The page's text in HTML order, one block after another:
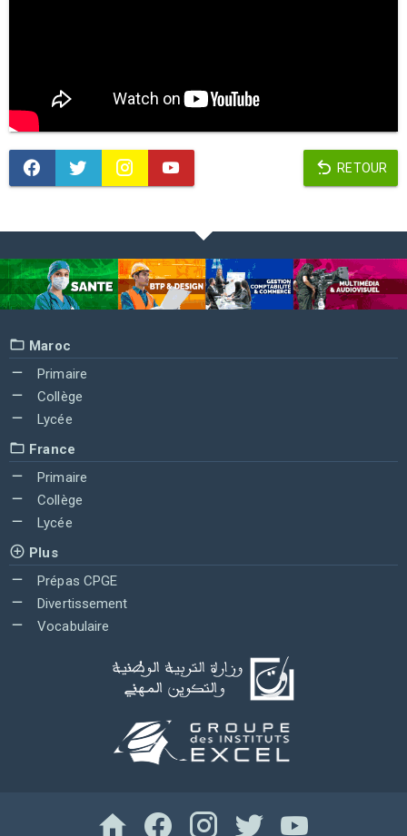
RETOUR
Maroc
Primaire
Collège
Lycée
France
Primaire
Collège
Lycée
Plus
Prépas CPGE
Divertissement
Vocabulaire